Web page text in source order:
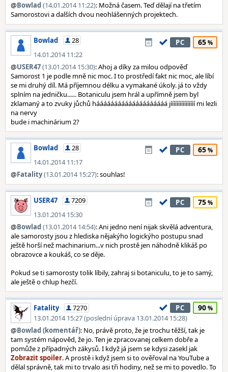
@Bowlad(14.01.2014 11:22): Možná časem. Teď dělají na třetím
Samorostovi a dalších dvou neohlášenných projektech.
Bowlad
28
14.01.2014 11:22
PC 65
@USER47(13.01.2014 15:30): Ahoj a díky za milou odpověď
Samorost 1 je podle mně nic moc. I to prostředí fakt nic moc, ale líbí
se mi druhý díl. Má příjemnou délku a vymakané úkoly. já to vždy
splním na jedničku...... Botaniculu jsem hrál a upřímně jsem byl
zklamaný a to zvuky jůchů háááááááááááááááááááá jíííííííííííííííí mi lezli
na nervy
bude i machinárium 2?
Bowlad
28
14.01.2014 11:17
PC 65
@Fatality(13.01.2014 15:27): souhlas!
USER47
7209
13.01.2014 15:30
PC 75
@Bowlad(13.01.2014 14:54): Ani jedno není nijak skvělá adventura,
ale samorosty jsou z hlediska nějakýho logickýho postupu snad
ještě horší než machinarium...v nich prostě jen náhodně klikáš po
obrazovce a koukáš, co se děje.
Pokud se ti samorosty tolik líbily, zahraj si botaniculu, to je to samý,
ale ještě o chlup hezčí.
Fatality
7270
13.01.2014 15:27 (poslední úprava 13.01.2014 15:28)
PC 90
@Bowlad (komentář): No, právě proto, že je trochu těžší, tak je
tam systém nápověd, že jo. Ten je zpracovanej celkem dobře a
pomůže z případných zákysů. I když já jsem se kdysi zasekl jak
. A prostě i když jsem si to ověřoval na YouTube a
dělal správně, tak mi to trvalo asi tři hodiny, než se mi to povedlo. To